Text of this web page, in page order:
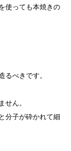
使っても本焼きの
るべきです。
せん。
分子が砕かれて細